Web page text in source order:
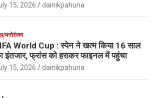
15, 2026 dainikpahuna
मनोरंजन
World Cup : स्पेन ने खत्म किया 16 साल
इंतजार, फ्रांस को हराकर फाइनल में पहुंचा
15, 2026 dainikpahuna